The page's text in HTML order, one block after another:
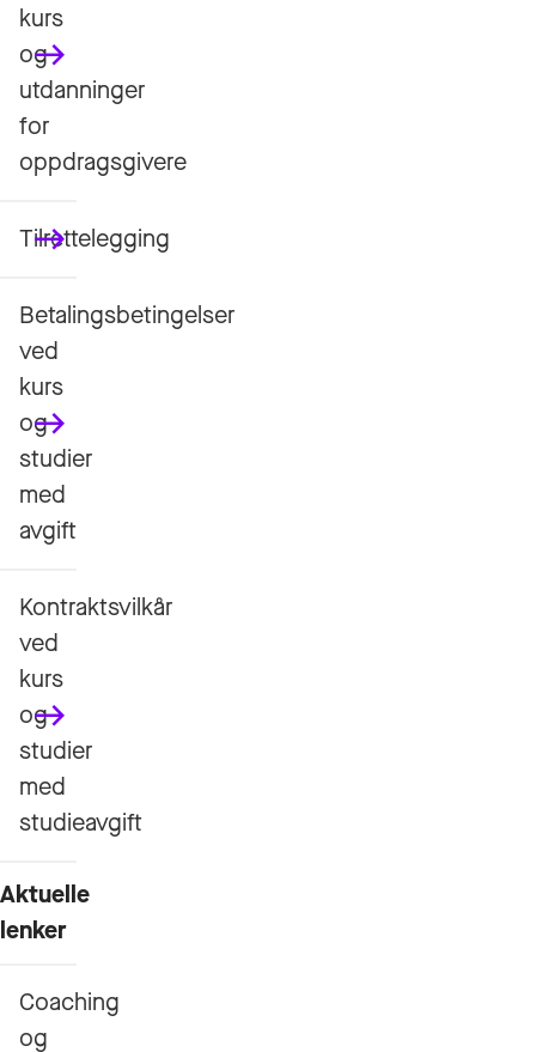
kurs
og
utdanninger
for
oppdragsgivere
Tilrettelegging
Betalingsbetingelser
ved
kurs
og
studier
med
avgift
Kontraktsvilkår
ved
kurs
og
studier
med
studieavgift
Aktuelle
lenker
Coaching
og